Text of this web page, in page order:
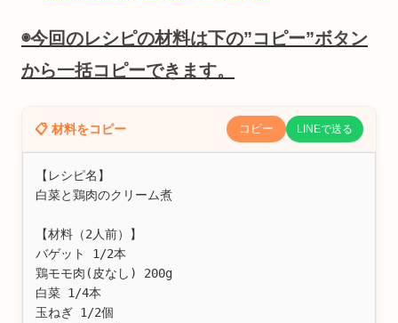
◉今回のレシピの材料は下の”コピー”ボタン
から一括コピーできます。
📋 材料をコピー コピー LINEで送る
【レシピ名】
白菜と鶏肉のクリーム煮
【材料（2人前）】
バゲット 1/2本
鶏モモ肉(皮なし) 200g
白菜 1/4本
玉ねぎ 1/2個